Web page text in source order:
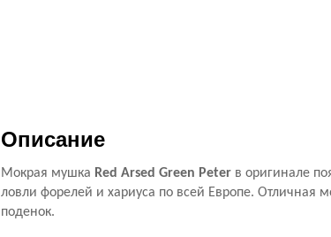
Описание
Мокрая мушка Red Arsed Green Peter в оригинале
ловли форелей и хариуса по всей Европе.
поденок.